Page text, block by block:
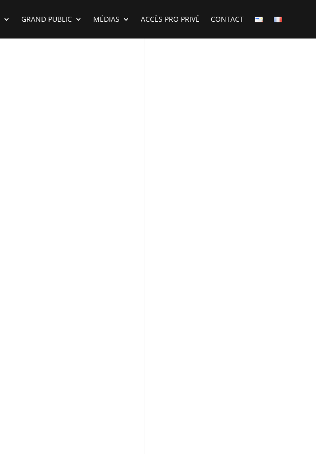
GRAND PUBLIC MÉDIAS ACCÈS PRO PRIVÉ CONTACT